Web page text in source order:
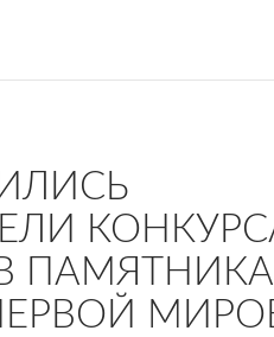
ПАМЯТНИКА